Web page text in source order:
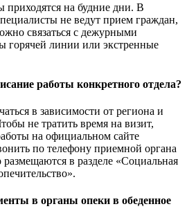
на будние дни. В
не ведут прием граждан,
связаться с дежурными
горячей линии или экстренные
работы конкретного отдела?
в зависимости от региона и
не тратить время на визит,
на официальном сайте
по телефону приемной органа
в разделе «Социальная
в органы опеки в обеденное